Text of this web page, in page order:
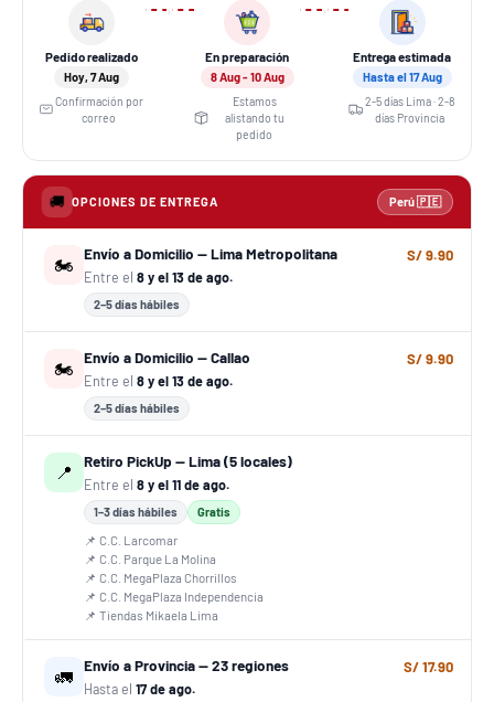
Pedido realizado
Hoy, 7 Aug
Confirmación por
correo
›
En preparación
8 Aug - 10 Aug
Estamos
alistando tu
pedido
›
Entrega estimada
Hasta el 17 Aug
2-5 días Lima · 2-8
días Provincia
🚚 OPCIONES DE ENTREGA Perú 🇵🇪
🏍️
Envío a Domicilio — Lima Metropolitana
Entre el 8 y el 13 de ago.
2–5 días hábiles
S/ 9.90
🏍️
Envío a Domicilio — Callao
Entre el 8 y el 13 de ago.
2–5 días hábiles
S/ 9.90
📍
Retiro PickUp — Lima (5 locales)
Entre el 8 y el 11 de ago.
1–3 días hábiles Gratis
📌 C.C. Larcomar
📌 C.C. Parque La Molina
📌 C.C. MegaPlaza Chorrillos
📌 C.C. MegaPlaza Independencia
📌 Tiendas Mikaela Lima
🚛
Envío a Provincia — 23 regiones
Hasta el 17 de ago.
S/ 17.90